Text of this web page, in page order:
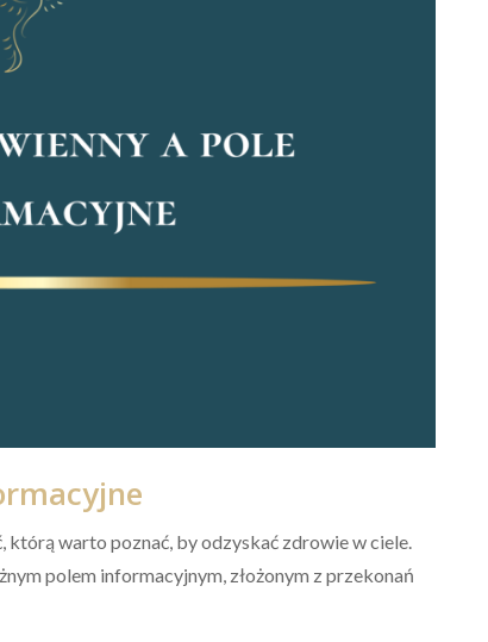
którą warto poznać, by odzyskać zdrowie w ciele.
polem informacyjnym, złożonym z przekonań